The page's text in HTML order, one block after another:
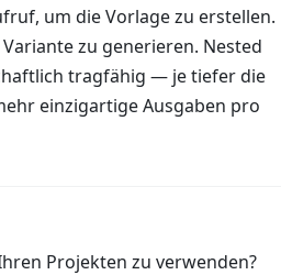
um die Vorlage zu erstellen.
zu generieren. Nested
tragfähig — je tiefer die
einzigartige Ausgaben pro
Projekten zu verwenden?